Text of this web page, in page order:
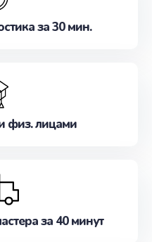
за 30 мин.
физ. лицами
за 40 минут